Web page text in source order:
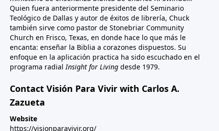
Quien fuera anteriormente presidente del Seminario
Teológico de Dallas y autor de éxitos de librería, Chuck
también sirve como pastor de Stonebriar Community
Church en Frisco, Texas, en donde hace lo que más le
encanta: enseñar la Biblia a corazones dispuestos. Su
enfoque en la aplicación practica ha sido escuchado en el
programa radialInsight for Living desde 1979.
Contact Visión Para Vivir with Carlos A.
Zazueta
Website
https://visionparavivir.org/